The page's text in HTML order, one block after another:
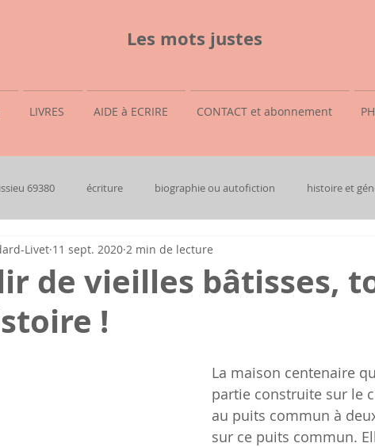
Les mots justes
LIVRES AIDE à ECRIRE CONTACT et abonnement
69380 écriture biographie ou autofiction histoire et
de vieilles bâtisses,
!
Livet 11 sept. 2020 2 min de lecture
La maison centenaire
partie construite sur le
au puits commun à
sur ce puits commun.